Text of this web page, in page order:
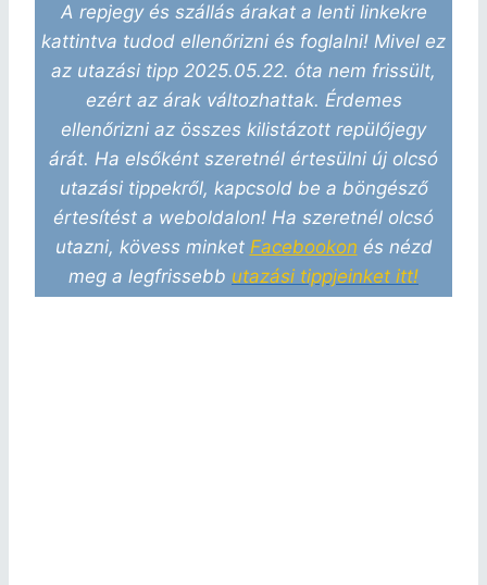
A repjegy és szállás árakat a lenti linkekre
kattintva tudod ellenőrizni és foglalni! Mivel ez
az utazási tipp 2025.05.22. óta nem frissült,
ezért az árak változhattak. Érdemes
ellenőrizni az összes kilistázott repülőjegy
árát. Ha elsőként szeretnél értesülni új olcsó
utazási tippekről, kapcsold be a böngésző
értesítést a weboldalon! Ha szeretnél olcsó
utazni, kövess minket Facebookon és nézd
meg a legfrissebb utazási tippjeinket itt!